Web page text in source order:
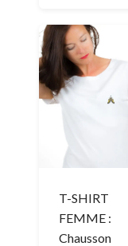
T-SHIRT
FEMME :
Chausson